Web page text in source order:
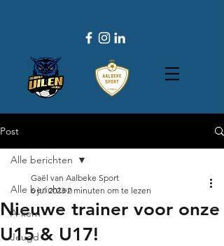
Post
Alle berichten
A-kern
Jeugd
Alle berichten
Nieuwe trainer voor onze
U15 & U17!
Gaël van Aalbeke Sport
6 jul 2023 2 minuten om te lezen